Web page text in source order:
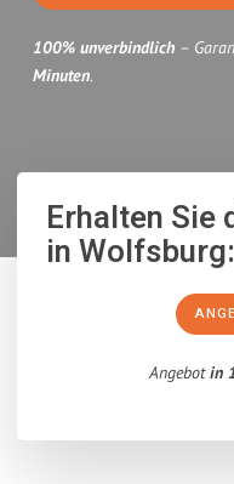
100% unverbindlich –
Minuten.
Erhalten Sie
in Wolfsburg:
Angebotin